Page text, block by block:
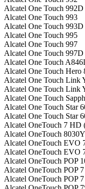
Alcatel One Touch 992D
Alcatel One Touch 993
Alcatel One Touch 993D
Alcatel One Touch 995
Alcatel One Touch 997
Alcatel One Touch 997D
Alcatel One Touch
Alcatel One Touch Hero
Alcatel One Touch Link
Alcatel One Touch Link
Alcatel One Touch
Alcatel One Touch Star
Alcatel One Touch Star
Alcatel OneTouch 7 HD
Alcatel OneTouch
Alcatel OneTouch EVO
Alcatel OneTouch EVO
Alcatel OneTouch POP
Alcatel OneTouch POP
Alcatel OneTouch POP